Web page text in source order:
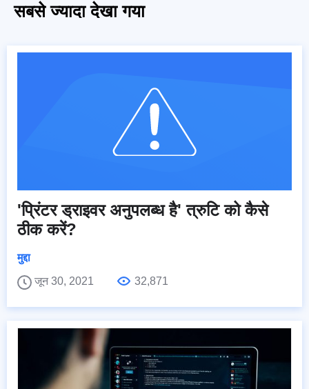
सबसे ज्यादा देखा गया
'प्रिंटर ड्राइवर अनुपलब्ध है' त्रुटि को कैसे
ठीक करें?
मुद्दा
जून 30, 2021
32,871